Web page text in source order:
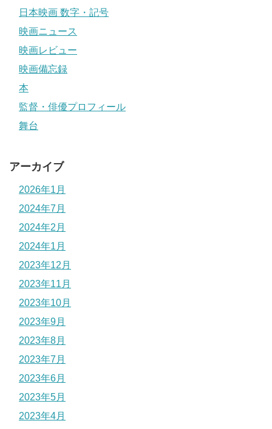
日本映画 数字・記号
映画ニュース
映画レビュー
映画備忘録
本
監督・俳優プロフィール
舞台
アーカイブ
2026年1月
2024年7月
2024年2月
2024年1月
2023年12月
2023年11月
2023年10月
2023年9月
2023年8月
2023年7月
2023年6月
2023年5月
2023年4月